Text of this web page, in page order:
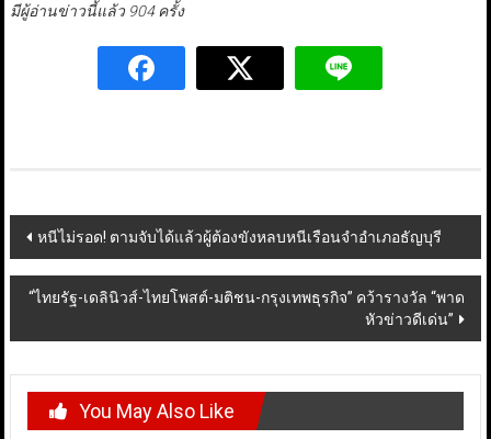
มีผู้อ่านข่าวนี้แล้ว 904 ครั้ง
Post
navigation
หนีไม่รอด! ตามจับได้แล้วผู้ต้องขังหลบหนีเรือนจำอำเภอธัญบุรี
“ไทยรัฐ-เดลินิวส์-ไทยโพสต์-มติชน-กรุงเทพธุรกิจ” คว้ารางวัล “พาด
หัวข่าวดีเด่น”
You May Also Like